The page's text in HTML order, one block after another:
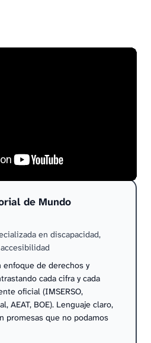
de Mundo
en discapacidad,
enfoque de derechos y
cada cifra y cada
oficial (IMSERSO,
AEAT, BOE). Lenguaje claro,
promesas que no podamos